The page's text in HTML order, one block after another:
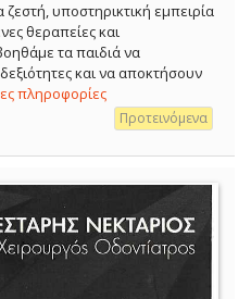
υποστηρικτική εμπειρία
θεραπείες και
τα παιδιά να
και να αποκτήσουν
πληροφορίες
Προτεινόμενα